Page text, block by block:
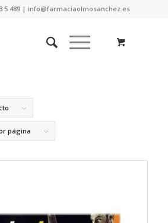
5 489 | info@farmaciaolmosanchez.es
página